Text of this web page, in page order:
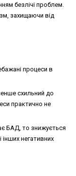
безлічі проблем.
захищаючи від
процеси в
схильний до
практично не
БАД, то знижується
негативних